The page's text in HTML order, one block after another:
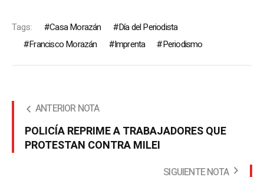
Tags: Casa Morazán
Día del Periodista
Francisco Morazán
Imprenta Periodismo
ANTERIOR NOTA
POLICÍA REPRIME A TRABAJADORES QUE
PROTESTAN CONTRA MILEI
SIGUIENTE NOTA